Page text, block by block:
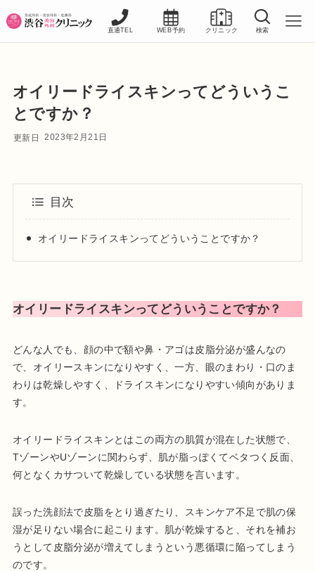
直通TEL WEB予約 クリニック 検索
オイリードライスキンってどういうこ
とですか？
2023年2月21日
目次
オイリードライスキンってどういうことですか？
オイリードライスキンってどういうことですか？
どんな人でも、顔の中で額や鼻・アゴは皮脂分泌が盛んなの
で、オイリースキンになりやすく、一方、眼のまわり・口のま
わりは乾燥しやすく、ドライスキンになりやすい傾向がありま
す。
オイリードライスキンとはこの両方の肌質が混在した状態で、
TゾーンやUゾーンに関わらず、肌が脂っぽくてベタつく反面、
何となくカサついて乾燥している状態を言います。
誤った洗顔法で皮脂をとり過ぎたり、スキンケア不足で肌の保
湿が足りない場合に起こります。肌が乾燥すると、それを補お
うとして皮脂分泌が増えてしまうという悪循環に陥ってしまう
のです。